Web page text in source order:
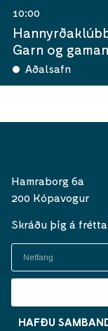
10:00
Garn og gaman
Aðalsafn
Hamraborg 6a
200 Kópavogur
Skráðu þig á
HAFÐU